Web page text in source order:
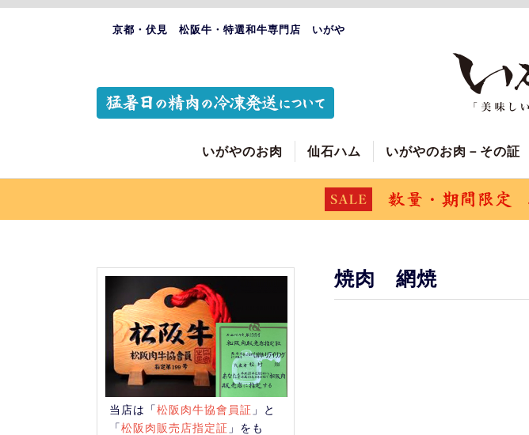
京都・伏見 松阪牛・特選和牛専門店 いがや
いがやのお肉 仙石ハム いがやのお肉－その証
焼肉 網焼
当店は「松阪肉牛協會員証 」と
「松阪肉販売店指定証 」をも